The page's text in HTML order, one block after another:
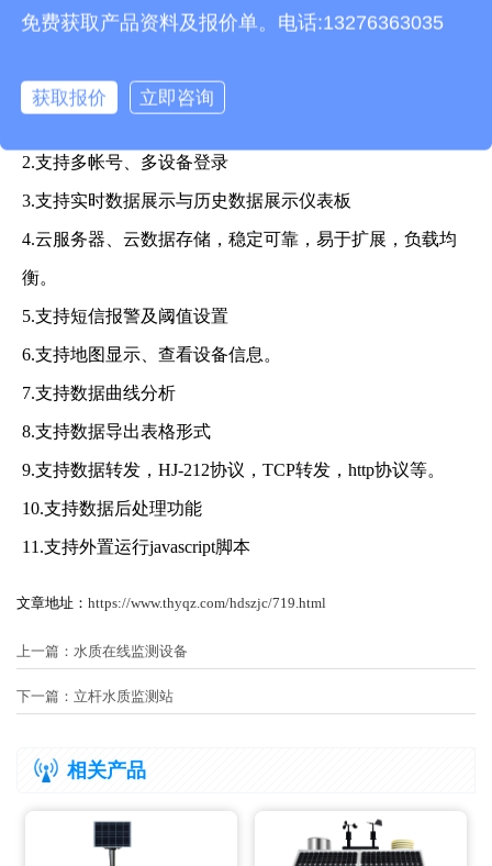
1.CS架构软件平台，支持手机、PC浏览器直接观测、无需
2.支持多帐号、多设备登录
3.支持实时数据展示与历史数据展示仪表板
4.云服务器、云数据存储，稳定可靠，易于扩展，负载均
衡。
5.支持短信报警及阈值设置
6.支持地图显示、查看设备信息。
7.支持数据曲线分析
8.支持数据导出表格形式
9.支持数据转发，HJ-212协议，TCP转发，http协议等。
10.支持数据后处理功能
11.支持外置运行javascript脚本
文章地址： https://www.thyqz.com/hdszjc/719.html
上一篇： 水质在线监测设备
下一篇： 立杆水质监测站
相关产品
免费获取产品资料及报价单。电话:13276363035
获取报价 立即咨询